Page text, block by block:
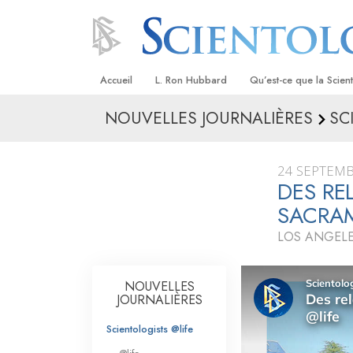
Accueil L. Ron Hubbard Qu’est-ce que la
Croyances et pratiques
Les scientologues et
Rencontrez un
À l’intérieur d’une
Les principes de base
Scientologie
La Dianétique : Une
NOUVELLES JOURNALIÈRES
24
DES
LOS
NOUVELLES
JOURNALIÈRES
Scientologists @life